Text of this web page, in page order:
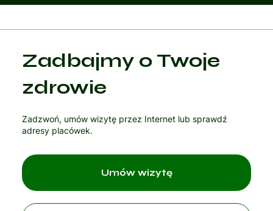
Zadbajmy o Twoje
zdrowie
Zadzwoń, umów wizytę przez Internet lub sprawdź
adresy placówek.
Umów wizytę